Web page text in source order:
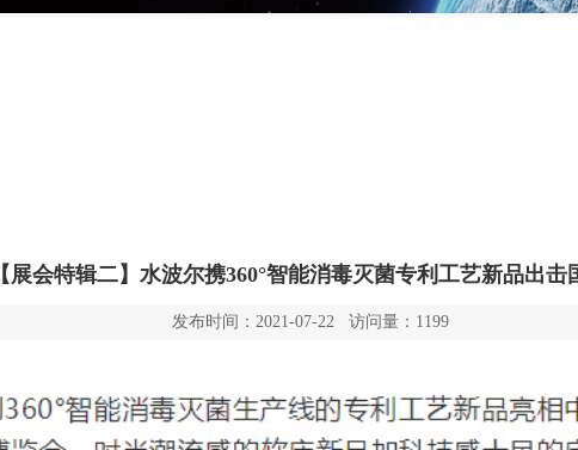
【展会特辑二】水波尔携360°智能消毒灭菌专利工艺新品出击
发布时间：2021-07-22 访问量：1199